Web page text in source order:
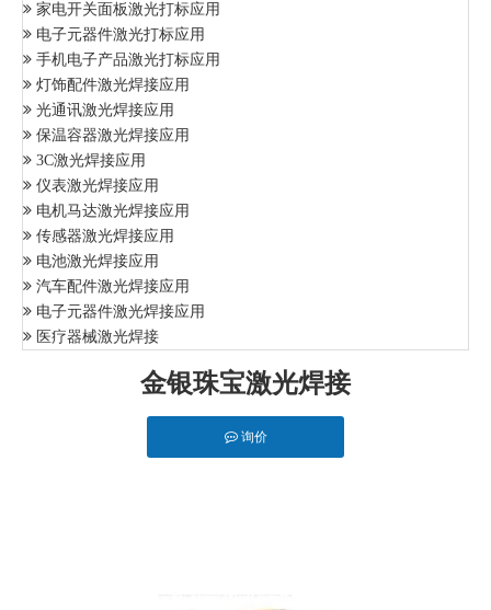
家电开关面板激光打标应用
电子元器件激光打标应用
手机电子产品激光打标应用
灯饰配件激光焊接应用
光通讯激光焊接应用
保温容器激光焊接应用
3C激光焊接应用
仪表激光焊接应用
电机马达激光焊接应用
传感器激光焊接应用
电池激光焊接应用
汽车配件激光焊接应用
电子元器件激光焊接应用
医疗器械激光焊接
金银珠宝激光焊接
询价